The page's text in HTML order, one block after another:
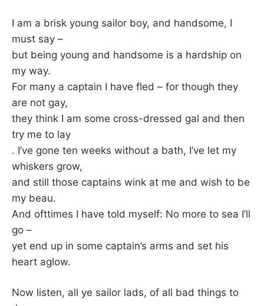
–
F
I
L
K
&
F
O
L
I am a brisk young sailor boy, and handsome, I
must say –
but being young and handsome is a hardship on
my way.
For many a captain I have fled – for though they
are not gay,
they think I am some cross-dressed gal and then
try me to lay
. I’ve gone ten weeks without a bath, I’ve let my
whiskers grow,
and still those captains wink at me and wish to be
my beau.
And ofttimes I have told myself: No more to sea I’ll
go –
yet end up in some captain’s arms and set his
heart aglow.
Now listen, all ye sailor lads, of all bad things to